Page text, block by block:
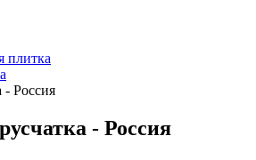
плитка
- Россия
- Россия